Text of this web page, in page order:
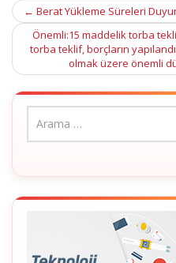
Post
navigation
← Berat Yükleme Süreleri
Önemli:15 maddelik torba
torba teklif, borçların
olmak üzere önemli